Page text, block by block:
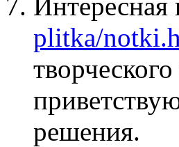
plitka/
решения.